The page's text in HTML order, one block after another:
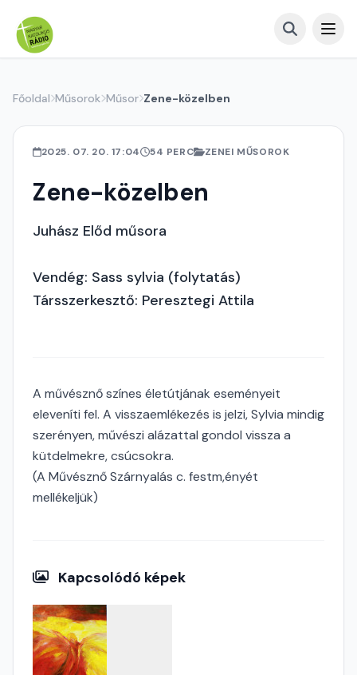
Főoldal Műsorok Műsor Zene-közelben
2025. 07. 20. 17:04 54 PERC ZENEI MŰSOROK
Zene-közelben
Juhász Előd műsora
Vendég: Sass sylvia (folytatás)
Társszerkesztő: Peresztegi Attila
A művésznő színes életútjának eseményeit
eleveníti fel. A visszaemlékezés is jelzi, Sylvia mindig
szerényen, művészi alázattal gondol vissza a
kütdelmekre, csúcsokra.
(A Művésznő Szárnyalás c. festm,ényét
mellékeljük)
Kapcsolódó képek